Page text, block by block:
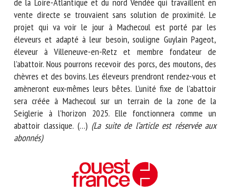
qui travaillent en vente directe se trouvaient sans solution
de proximité. Le projet qui va voir le jour à Machecoul est
porté par les éleveurs et adapté à leur besoin, souligne
Guylain Pageot, éleveur à Villeneuve-en-Retz et membre
fondateur de l’abattoir. Nous pourrons recevoir des porcs,
des moutons, des chèvres et des bovins. Les éleveurs
prendront rendez-vous et amèneront eux-mêmes leurs
bêtes. L’unité fixe de l’abattoir sera créée à Machecoul sur un
terrain de la zone de la Seiglerie à l’horizon 2025. Elle
fonctionnera comme un abattoir classique. (…)(La suite de
l’article est réservée aux abonnés)
E-mail *
En soumettant ce formulaire, j'accepte que les
informations saisies soient utilisées dans le cadre de la
relation avec le CNR BEA. *
Les champs suivis de * sont obligatoires